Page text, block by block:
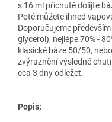
s 16 ml příchutě dolijte
Poté můžete ihned
Doporučujeme
glycerol), nejlépe 70% -
klasické báze 50/50,
zvýraznění výsledné
cca 3 dny odležet.
Popis: